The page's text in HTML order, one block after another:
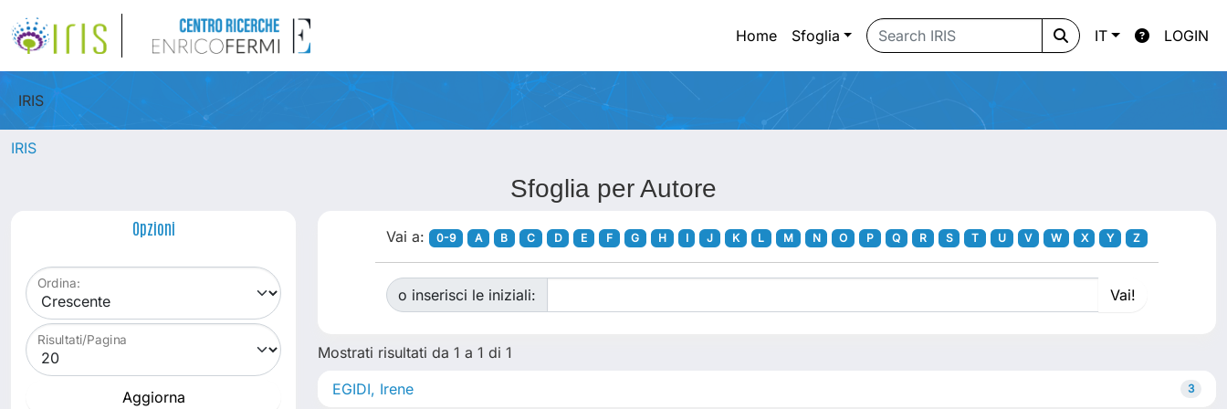
Home Sfoglia IT LOGIN
IRIS
IRIS
Sfoglia per Autore
Opzioni
Ordina:
Risultati/Pagina
Vai a: 0-9 A B C D E F G H I J K L M N O P Q R S T U V W X Y Z
o inserisci le iniziali:
Mostrati risultati da 1 a 1 di 1
EGIDI, Irene
3